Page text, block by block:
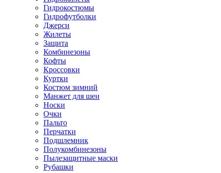
Гидрокостюмы
Гидрофутболки
Джерси
Жилеты
Защита
Комбинезоны
Кофты
Кроссовки
Куртки
Костюм зимний
Манжет для шеи
Носки
Очки
Пальто
Перчатки
Подшлемник
Полукомбинезоны
Пылезащитные маски
Рубашки